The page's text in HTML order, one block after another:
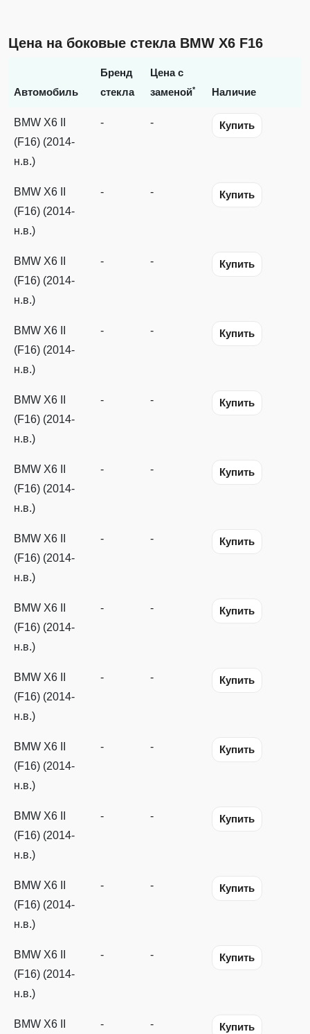
Цена на боковые стекла BMW X6 F16
Автомобиль
Бренд
стекла
Цена с
заменой* Наличие
BMW X6 II
(F16) (2014-
н.в.)
- - Купить
BMW X6 II
(F16) (2014-
н.в.)
- - Купить
BMW X6 II
(F16) (2014-
н.в.)
- - Купить
BMW X6 II
(F16) (2014-
н.в.)
- - Купить
BMW X6 II
(F16) (2014-
н.в.)
- - Купить
BMW X6 II
(F16) (2014-
н.в.)
- - Купить
BMW X6 II
(F16) (2014-
н.в.)
- - Купить
BMW X6 II
(F16) (2014-
н.в.)
- - Купить
BMW X6 II
(F16) (2014-
н.в.)
- - Купить
BMW X6 II
(F16) (2014-
н.в.)
- - Купить
BMW X6 II
(F16) (2014-
н.в.)
- - Купить
BMW X6 II
(F16) (2014-
н.в.)
- - Купить
BMW X6 II
(F16) (2014-
н.в.)
- - Купить
BMW X6 II
- - Купить